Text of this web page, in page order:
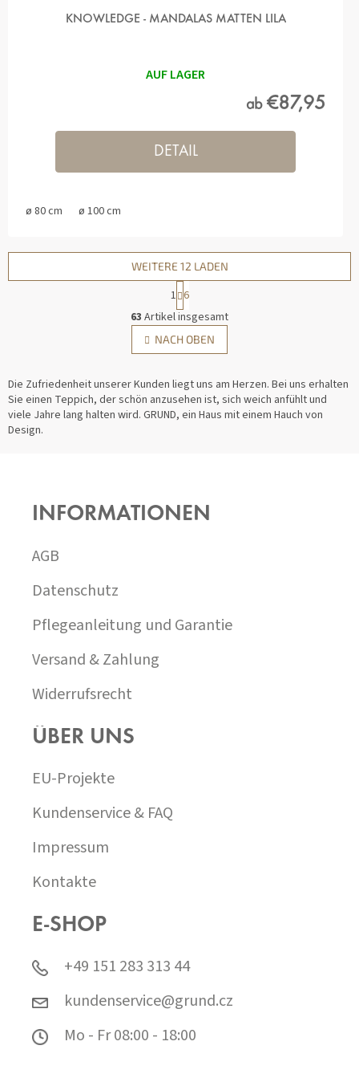
KNOWLEDGE - MANDALAS MATTEN LILA
AUF LAGER
ab€87,95
DETAIL
ø 80 cm ø 100 cm
S
T
E
U
R
E
L
E
D
E
WEITERE 12 LADEN
P
N
I
E
1 6
63 Artikel insgesamt
NACH OBEN
Die Zufriedenheit unserer Kunden liegt uns am Herzen. Bei uns erhalten
Sie einen Teppich, der schön anzusehen ist, sich weich anfühlt und
viele Jahre lang halten wird. GRUND, ein Haus mit einem Hauch von
Design.
INFORMATIONEN
AGB
Datenschutz
Pflegeanleitung und Garantie
Versand & Zahlung
Widerrufsrecht
ÜBER UNS
EU-Projekte
Kundenservice & FAQ
Impressum
Kontakte
E-SHOP
+49 151 283 313 44
kundenservice@grund.cz
Mo - Fr 08:00 - 18:00